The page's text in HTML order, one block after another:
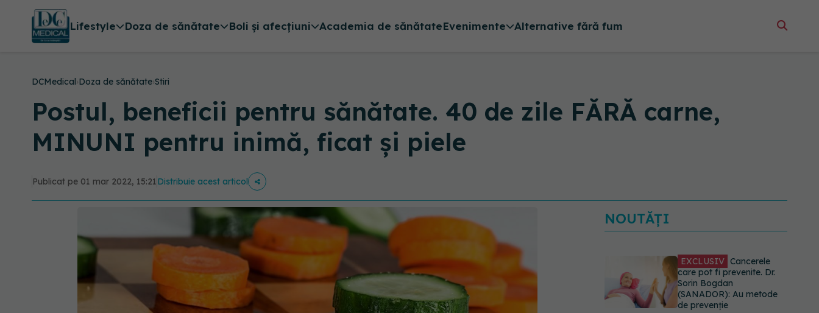
Lifestyle Doza de sănătate Boli și afecțiuni Academia de sănătateEvenimente Alternative fără fum
DCMedical›Doza de sănătate›Stiri
Postul, beneficii pentru sănătate. 40 de zile FĂRĂ carne,
MINUNI pentru inimă, ficat şi piele
Publicat pe 01 mar 2022, 15:21Distribuie acest articol
NOUTĂȚI
EXCLUSIV Cancerele
care pot fi prevenite. Dr.
Sorin Bogdan
(SANADOR): Au metode
de prevenție